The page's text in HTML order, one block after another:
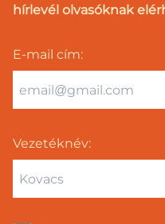
hírlevél olvasóknak
E-mail cím:
Vezetéknév:
Programok
Jegyek
Támogatás
Info